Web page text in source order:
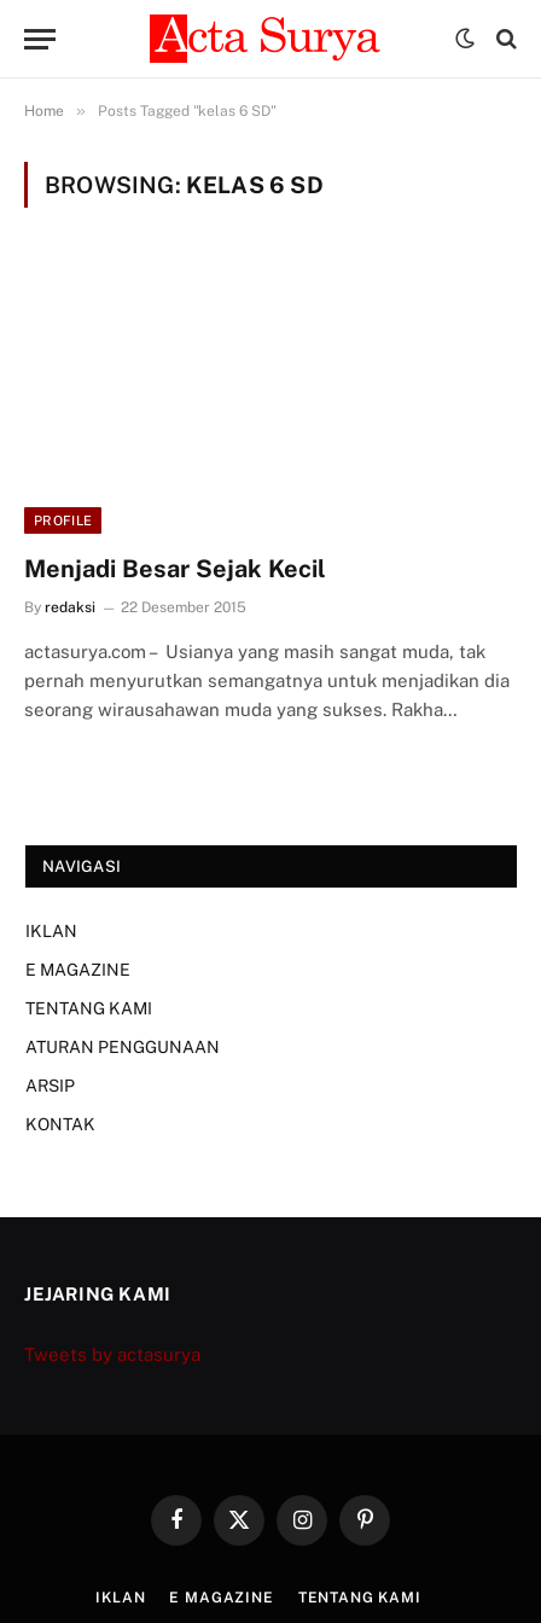
Home » Posts Tagged "kelas 6 SD"
BROWSING: KELAS 6 SD
PROFILE
Menjadi Besar Sejak Kecil
By redaksi 22 Desember 2015
actasurya.com – Usianya yang masih sangat muda, tak
pernah menyurutkan semangatnya untuk menjadikan dia
seorang wirausahawan muda yang sukses. Rakha…
NAVIGASI
IKLAN
E MAGAZINE
TENTANG KAMI
ATURAN PENGGUNAAN
ARSIP
KONTAK
JEJARING KAMI
Tweets by actasurya
FacebookX
InstagramPinterest
IKLAN E MAGAZINE TENTANG KAMI